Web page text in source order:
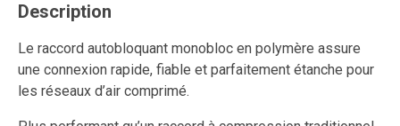
Description
Le raccord autobloquant monobloc en polymère assure
une connexion rapide, fiable et parfaitement étanche pour
les réseaux d’air comprimé.